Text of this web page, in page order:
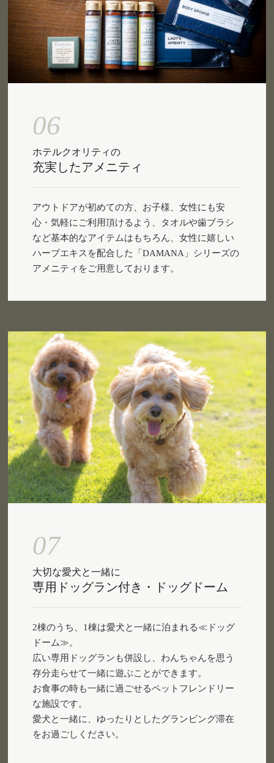
06
ホテルクオリティの
充実したアメニティ
アウトドアが初めての方、お子様、女性にも安
心・気軽にご利用頂けるよう、タオルや歯ブラシ
など基本的なアイテムはもちろん、女性に嬉しい
ハーブエキスを配合した「DAMANA」シリーズの
アメニティをご用意しております。
07
大切な愛犬と一緒に
専用ドッグラン付き・ドッグドーム
2棟のうち、1棟は愛犬と一緒に泊まれる≪ドッグ
ドーム≫。
広い専用ドッグランも併設し、わんちゃんを思う
存分走らせて一緒に遊ぶことができます。
お食事の時も一緒に過ごせるペットフレンドリー
な施設です。
愛犬と一緒に、ゆったりとしたグランピング滞在
をお過ごしください。